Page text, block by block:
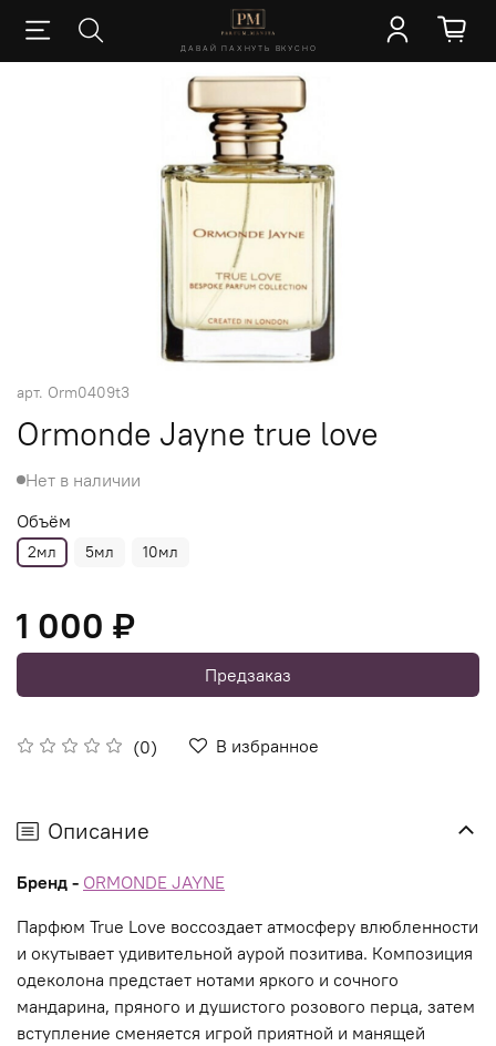
ДАВАЙ ПАХНУТЬ ВКУСНО
арт. Orm0409t3
Ormonde Jayne true love
(0) В избранное
Нет в наличии
Объём
2мл 5мл 10мл
1 000 ₽
Предзаказ
Описание
Бренд - ORMONDE JAYNE
Парфюм True Love воссоздает атмосферу влюбленности
и окутывает удивительной аурой позитива. Композиция
одеколона предстает нотами яркого и сочного
мандарина, пряного и душистого розового перца, затем
вступление сменяется игрой приятной и манящей